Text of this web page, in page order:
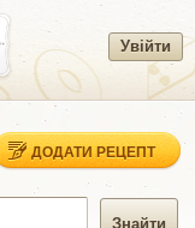
Увійти
ДОДАТИ РЕЦЕПТ